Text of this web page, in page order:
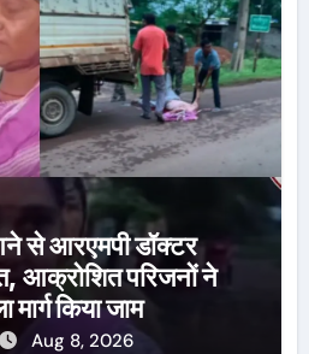
से आरएमपी डॉक्टर
आक्रोशित परिजनों ने
किया जाम
Aug 8, 2026